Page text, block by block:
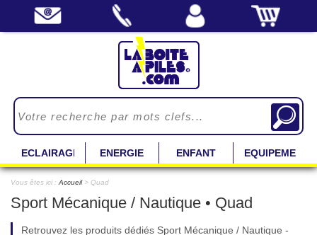
ECLAIRAGE ENERGIE ENFANT EQUIPEMENT
Vous êtes ici : Accueil> Quad
Sport Mécanique / Nautique • Quad
Retrouvez les produits dédiés Sport Mécanique / Nautique -